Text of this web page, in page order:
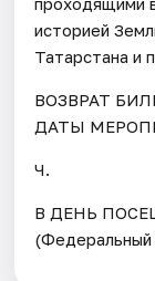
историей
Татарстана и
ВОЗВРАТ
ДАТЫ
Ч.
В ДЕНЬ